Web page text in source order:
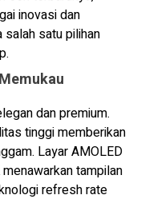
inovasi dan
salah satu pilihan
dan premium.
tinggi memberikan
Layar AMOLED
tampilan
refresh rate